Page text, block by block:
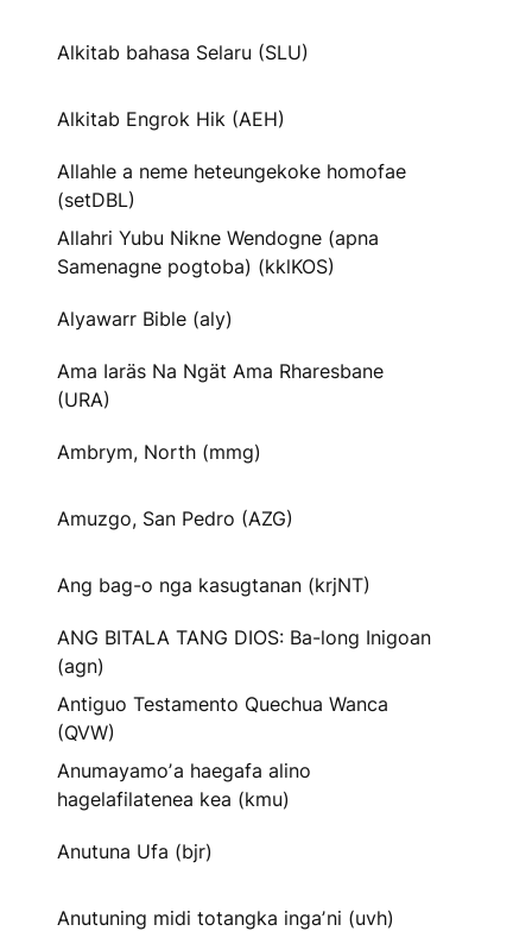
Alkitab bahasa Selaru (SLU)
Alkitab Engrok Hik (AEH)
Allahle a neme heteungekoke homofae
(setDBL)
Allahri Yubu Nikne Wendogne (apna
Samenagne pogtoba) (kklKOS)
Alyawarr Bible (aly)
Ama Iaräs Na Ngät Ama Rharesbane
(URA)
Ambrym, North (mmg)
Amuzgo, San Pedro (AZG)
Ang bag-o nga kasugtanan (krjNT)
ANG BITALA TANG DIOS: Ba-long Inigoan
(agn)
Antiguo Testamento Quechua Wanca
(QVW)
Anumayamoʼa haegafa alino
hagelafilatenea kea (kmu)
Anutuna Ufa (bjr)
Anutuning midi totangka ingaʼni (uvh)